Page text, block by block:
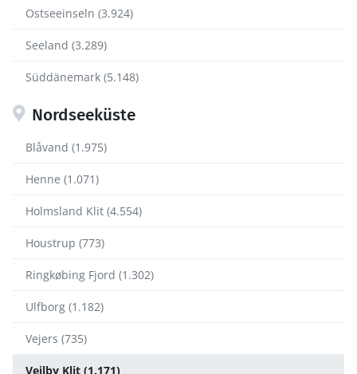
Ostseeinseln (3.924)
Seeland (3.289)
Süddänemark (5.148)
Nordseeküste
Blåvand (1.975)
Henne (1.071)
Holmsland Klit (4.554)
Houstrup (773)
Ringkøbing Fjord (1.302)
Ulfborg (1.182)
Vejers (735)
Vejlby Klit (1.171)